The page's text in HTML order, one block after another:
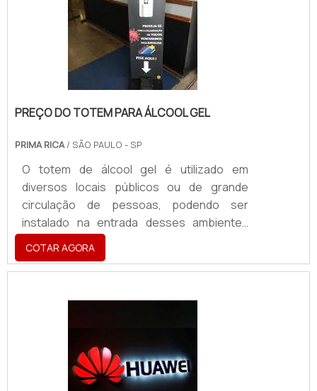
impressos em lona, com alta qualidade de
imagem para o melhor impacto visual.
Empresas especializadas do setor
PREÇO DO TOTEM PARA ÁLCOOL GEL
PRIMA RICA/ SÃO PAULO - SP
O totem de álcool gel é utilizado em
diversos locais públicos ou de grande
circulação de pessoas, podendo ser
instalado na entrada desses ambientes
e/ou lugares estratégicos onde há maior
quantidade de público. Por possuir um bom
preço do totem para álcool gel, o
corporativo; Call Centers; Clínicas e
hospitais; Praças Públicas; Estações de
trem e metrô; Supermercados e
Hipermercados; Entre outros
COTAR AGORA